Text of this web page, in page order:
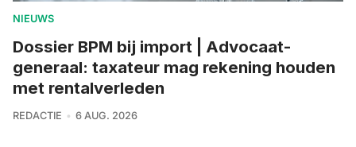
NIEUWS
Dossier BPM bij import | Advocaat-
generaal: taxateur mag rekening houden
met rentalverleden
REDACTIE 6 AUG. 2026